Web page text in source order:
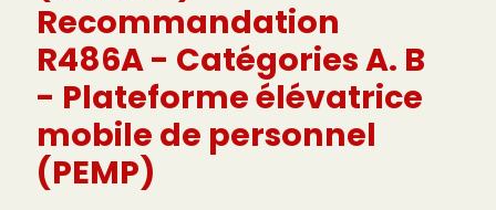
Recommandation
R486A - Catégories A. B
- Plateforme élévatrice
mobile de personnel
(PEMP)